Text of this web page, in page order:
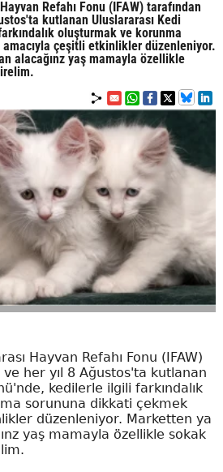
Refahı Fonu (IFAW) tarafından
kutlanan Uluslararası Kedi
oluşturmak ve korunma
çeşitli etkinlikler düzenleniyor.
alacağınz yaş mamayla özellikle
Hayvan Refahı Fonu (IFAW)
ve her yıl 8 Ağustos'ta kutlanan
kedilerle ilgili farkındalık
sorununa dikkati çekmek
düzenleniyor. Marketten ya
yaş mamayla özellikle sokak